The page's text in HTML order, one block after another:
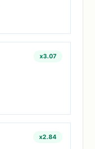
x3.07
x2.84